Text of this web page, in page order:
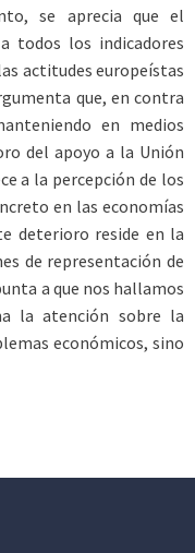
se aprecia que el
todos los indicadores
actitudes europeístas
que, en contra
en medios
del apoyo a la Unión
a la percepción de los
en las economías
deterioro reside en la
de representación de
a que nos hallamos
la atención sobre la
económicos, sino